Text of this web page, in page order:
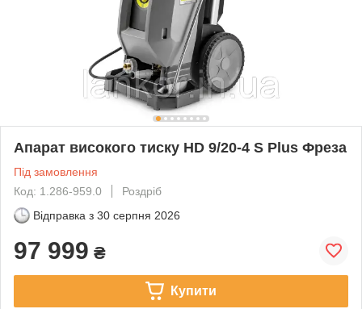
Апарат високого тиску HD 9/20-4 S Plus Фреза
Під замовлення
Код: 1.286-959.0
Роздріб
Відправка з 30 серпня 2026
97 999 ₴
Купити